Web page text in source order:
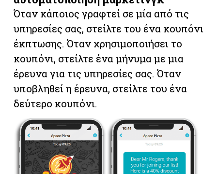
Όταν κάποιος γραφτεί σε μία από τις
υπηρεσίες σας, στείλτε του ένα κουπόνι
έκπτωσης. Όταν χρησιμοποιήσει το
κουπόνι, στείλτε ένα μήνυμα με μια
έρευνα για τις υπηρεσίες σας. Όταν
υποβληθεί η έρευνα, στείλτε του ένα
δεύτερο κουπόνι.